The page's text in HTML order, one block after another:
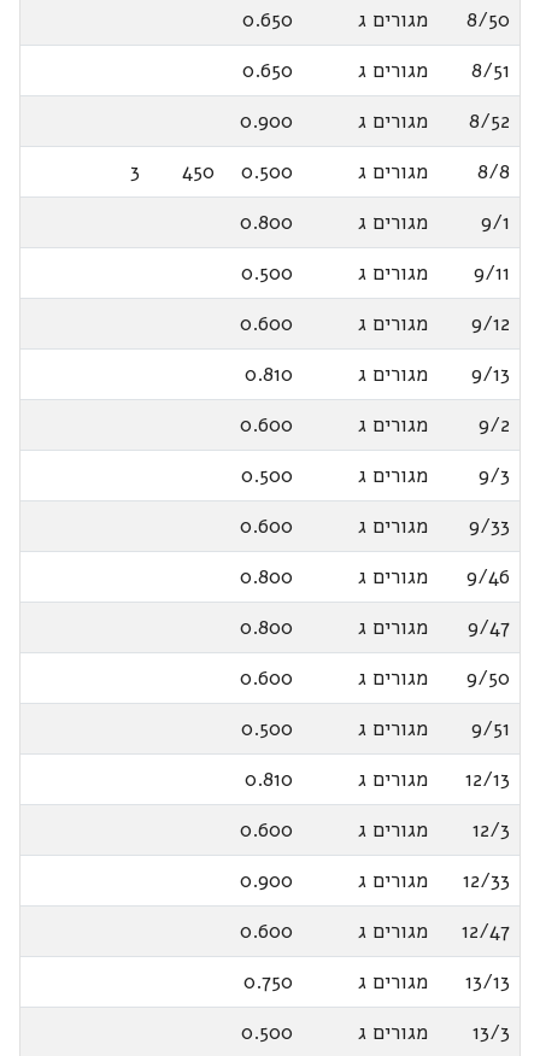
8/50
מגורים ג
0.650
8/51
מגורים ג
0.650
8/52
מגורים ג
0.900
8/8
מגורים ג 0.500
450
3
9/1
מגורים ג
0.800
9/11
מגורים ג
0.500
9/12
מגורים ג
0.600
9/13
מגורים ג
0.810
9/2
מגורים ג
0.600
9/3
מגורים ג
0.500
9/33
מגורים ג
0.600
9/46
מגורים ג
0.800
9/47
מגורים ג
0.800
9/50
מגורים ג
0.600
9/51
מגורים ג
0.500
12/13
מגורים ג
0.810
12/3
מגורים ג
0.600
12/33
מגורים ג
0.900
12/47
מגורים ג
0.600
13/13
מגורים ג
0.750
13/3
מגורים ג
0.500